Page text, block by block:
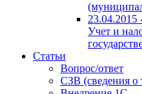
Учет и
Статьи
Вопрос/ответ
СЗВ (сведения о